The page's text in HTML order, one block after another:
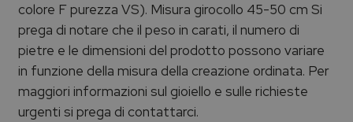
colore F purezza VS). Misura girocollo 45-50 cm Si
prega di notare che il peso in carati, il numero di
pietre e le dimensioni del prodotto possono variare
in funzione della misura della creazione ordinata. Per
maggiori informazioni sul gioiello e sulle richieste
urgenti si prega di contattarci.